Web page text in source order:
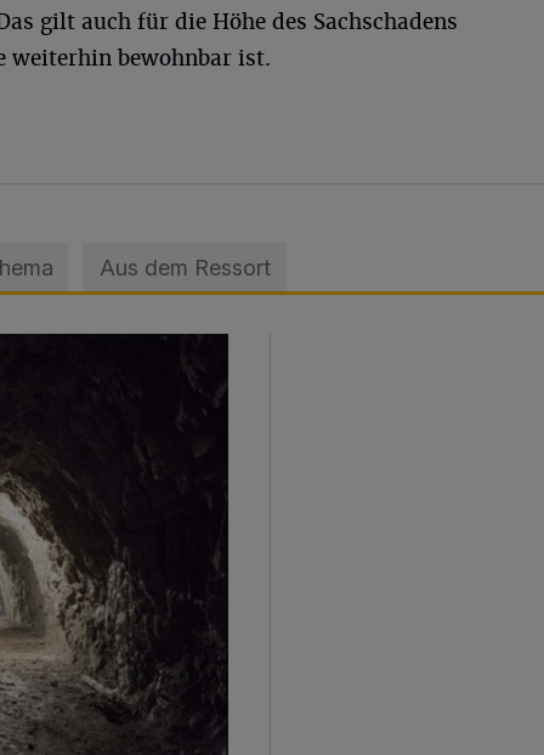
gilt auch für die Höhe des Sachschadens
weiterhin bewohnbar ist.
Aus dem Ressort